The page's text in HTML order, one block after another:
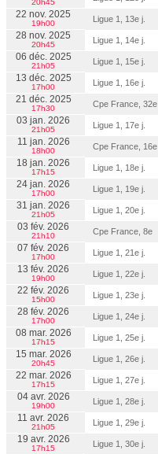
20h45
22 nov. 2025
19h00 Ligue 1, 13e j.
28 nov. 2025
20h45 Ligue 1, 14e j.
06 déc. 2025
21h05 Ligue 1, 15e j.
13 déc. 2025
17h00 Ligue 1, 16e j.
21 déc. 2025
17h30 Cpe France, 32e
03 jan. 2026
21h05 Ligue 1, 17e j.
11 jan. 2026
18h00 Cpe France, 16e
18 jan. 2026
17h15 Ligue 1, 18e j.
24 jan. 2026
17h00 Ligue 1, 19e j.
31 jan. 2026
21h05 Ligue 1, 20e j.
03 fév. 2026
21h10 Cpe France, 8e
07 fév. 2026
17h00 Ligue 1, 21e j.
13 fév. 2026
19h00 Ligue 1, 22e j.
22 fév. 2026
15h00 Ligue 1, 23e j.
28 fév. 2026
17h00 Ligue 1, 24e j.
08 mar. 2026
17h15 Ligue 1, 25e j.
15 mar. 2026
20h45 Ligue 1, 26e j.
22 mar. 2026
17h15 Ligue 1, 27e j.
04 avr. 2026
19h00 Ligue 1, 28e j.
11 avr. 2026
21h05 Ligue 1, 29e j.
19 avr. 2026
17h15 Ligue 1, 30e j.